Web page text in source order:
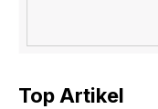
Top Artikel